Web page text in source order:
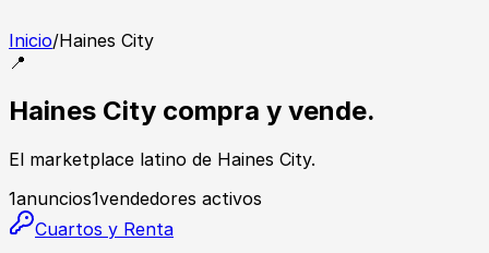
Inicio/Haines City
📍
Haines City compra y vende.
El marketplace latino de Haines City.
1anuncios1vendedores activos
Cuartos y Renta